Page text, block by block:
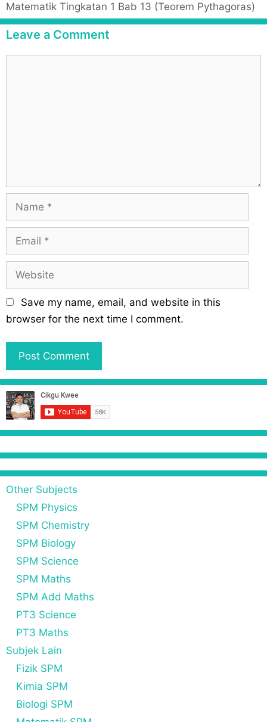
o
r
i
e
n
a
v
i
Matematik Tingkatan 1 Bab 13 (Teorem Pythagoras)
Leave a Comment
m
a
b
s
t
Save my name, email, and website in this
browser for the next time I comment.
Other Subjects
SPM Physics
SPM Chemistry
SPM Biology
SPM Science
SPM Maths
SPM Add Maths
PT3 Science
PT3 Maths
Subjek Lain
Fizik SPM
Kimia SPM
Biologi SPM